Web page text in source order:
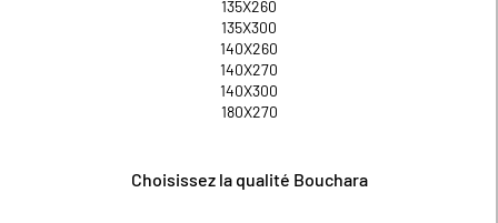
135X260
135X300
140X260
140X270
140X300
180X270
Choisissez la qualité Bouchara